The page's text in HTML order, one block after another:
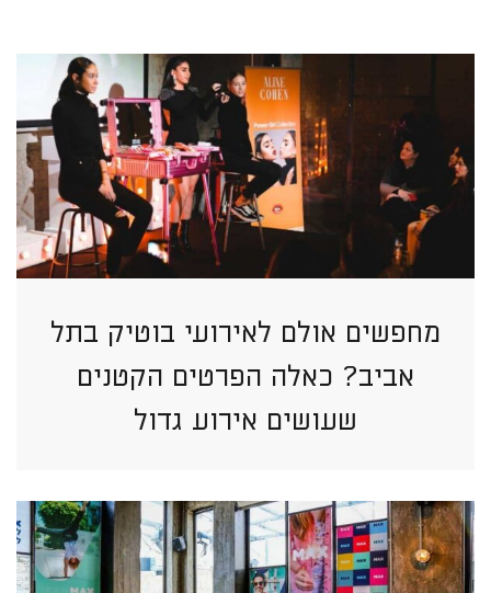
מחפשים אולם לאירועי בוטיק בתל
אביב? כאלה הפרטים הקטנים
שעושים אירוע גדול